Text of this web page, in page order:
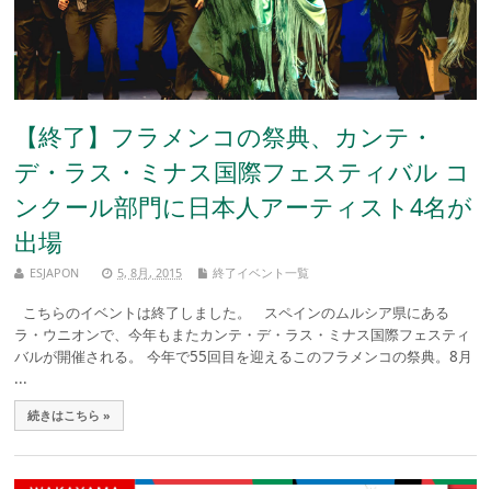
【終了】フラメンコの祭典、カンテ・
デ・ラス・ミナス国際フェスティバル コ
ンクール部門に日本人アーティスト4名が
出場
ESJAPON 5, 8月, 2015 終了イベント一覧
こちらのイベントは終了しました。 スペインのムルシア県にある
ラ・ウニオンで、今年もまたカンテ・デ・ラス・ミナス国際フェスティ
バルが開催される。 今年で55回目を迎えるこのフラメンコの祭典。8月
...
続きはこちら »